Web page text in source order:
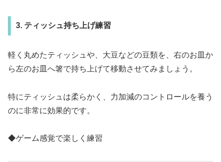
3. ティッシュ持ち上げ練習
軽く丸めたティッシュや、大豆などの豆類を、右のお皿か
ら左のお皿へ箸で持ち上げて移動させてみましょう。
特にティッシュは柔らかく、力加減のコントロールを養う
のに非常に効果的です。
◆ゲーム感覚で楽しく練習